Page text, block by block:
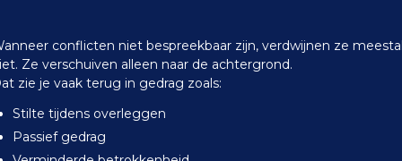
conflicten niet bespreekbaar zijn, verdwijnen ze
Ze verschuiven alleen naar de achtergrond.
zie je vaak terug in gedrag zoals:
Stilte tijdens overleggen
Passief gedrag